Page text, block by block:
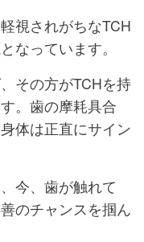
視されがちなTCH
なっています。
その方がTCHを持
。歯の摩耗具合
体は正直にサイン
今、歯が触れて
のチャンスを掴ん